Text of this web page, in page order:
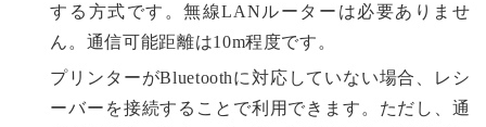
する方式です。無線LANルーターは必要ありませ
ん。通信可能距離は10m程度です。
プリンターがBluetoothに対応していない場合、レシ
ーバーを接続することで利用できます。ただし、通